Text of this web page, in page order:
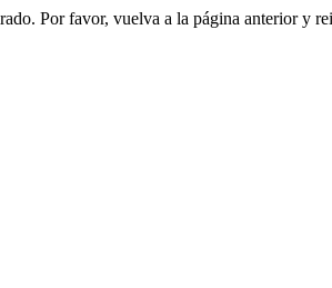
Por favor, vuelva a la página anterior y